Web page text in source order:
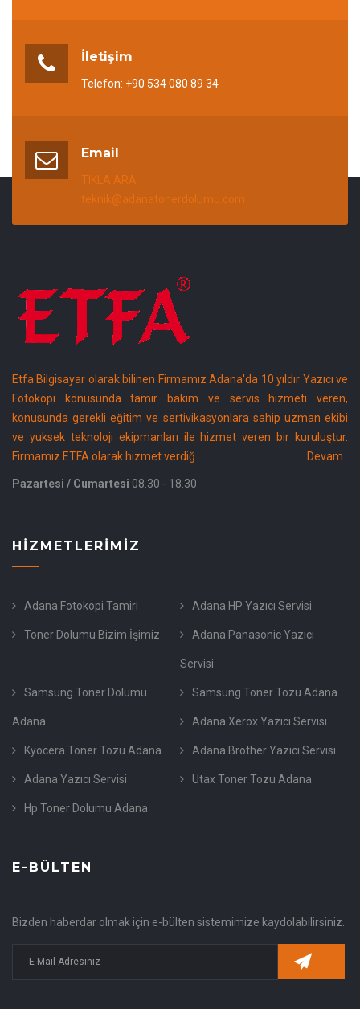
İletişim
Telefon: +90 534 080 89 34
Email
TIKLA ARA
teknik@adanatonerdolumu.com
Etfa Bilgisayar olarak bilinen Firmamız Adana'da 10 yıldır Yazıcı ve
Fotokopi konusunda tamir bakım ve servis hizmeti veren,
konusunda gerekli eğitim ve sertivikasyonlara sahip uzman ekibi
ve yuksek teknoloji ekipmanları ile hizmet veren bir kuruluştur.
Firmamız ETFA olarak hizmet verdiğ..
Devam..
Pazartesi / Cumartesi 08.30 - 18.30
HIZMETLERIMIZ
Adana Fotokopi Tamiri Adana HP Yazıcı Servisi
Toner Dolumu Bizim İşimiz Adana Panasonic Yazıcı
Servisi
Samsung Toner Dolumu
Adana
Samsung Toner Tozu Adana
Adana Xerox Yazıcı Servisi
Kyocera Toner Tozu Adana Adana Brother Yazıcı Servisi
Adana Yazıcı Servisi Utax Toner Tozu Adana
Hp Toner Dolumu Adana
E-BÜLTEN
Bizden haberdar olmak için e-bülten sistemimize kaydolabilirsiniz.